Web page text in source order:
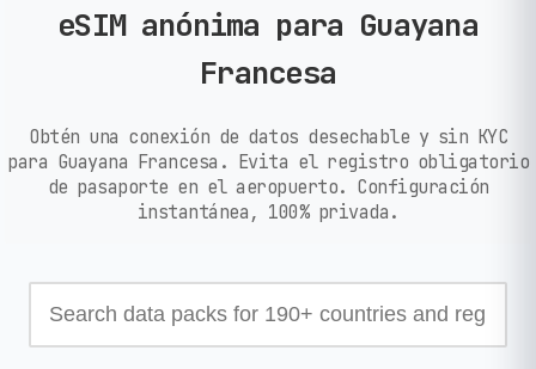
eSIM anónima para Guayana
Francesa
Obtén una conexión de datos desechable y sin KYC
para Guayana Francesa. Evita el registro obligatorio
de pasaporte en el aeropuerto. Configuración
instantánea, 100% privada.